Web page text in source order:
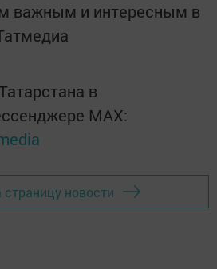
важным и интересным в
в
MАХ:
страницу новости